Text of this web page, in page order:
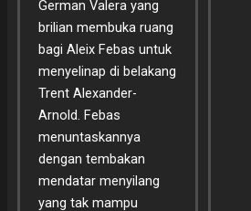
German Valera yang
brilian membuka ruang
bagi Aleix Febas untuk
menyelinap di belakang
Trent Alexander-
Arnold. Febas
menuntaskannya
dengan tembakan
mendatar menyilang
yang tak mampu